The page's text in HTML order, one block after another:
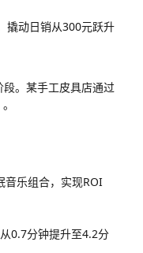
撬动日销从300元跃升
。某手工皮具店通过
音乐组合，实现ROI
0.7分钟提升至4.2分